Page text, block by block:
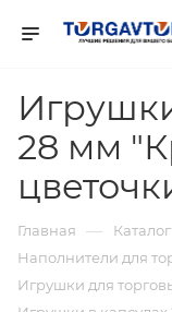
28 мм
Главная — Каталог
Наполнители для
Игрушки для